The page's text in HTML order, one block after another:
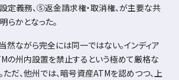
定義務、⑤返金請求権・取消権、が主要な共
らかとなった。
然ながら完全には同一ではない。インディア
の州内設置を禁止するという極めて厳格な
ただ、他州では、暗号資産ATMを認めつつ、上